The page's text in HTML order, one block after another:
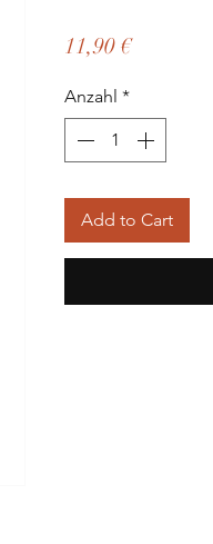
11,90 €Preis
Anzahl *
Add to Cart